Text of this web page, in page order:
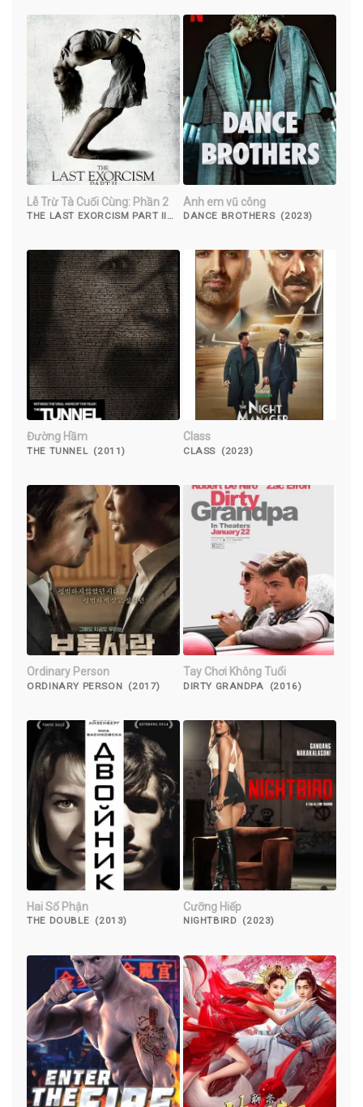
Lễ Trừ Tà Cuối Cùng: Phần 2
THE LAST EXORCISM PART II
Anh em vũ công
DANCE BROTHERS (2023)
Đường Hầm
THE TUNNEL (2011)
Class
CLASS (2023)
Ordinary Person
ORDINARY PERSON (2017)
Tay Chơi Không Tuổi
DIRTY GRANDPA (2016)
Hai Số Phận
THE DOUBLE (2013)
Cưỡng Hiếp
NIGHTBIRD (2023)